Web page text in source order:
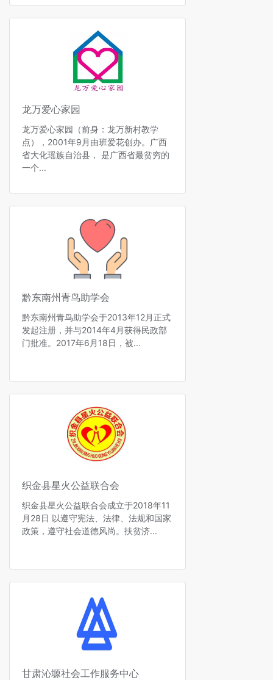
龙万爱心家园
龙万爱心家园（前身：龙万新村教学
点），2001年9月由班爱花创办。广西
省大化瑶族自治县， 是广西省最贫穷的
一个...
黔东南州青鸟助学会
黔东南州青鸟助学会于2013年12月正式
发起注册，并与2014年4月获得民政部
门批准。2017年6月18日，被...
织金县星火公益联合会
织金县星火公益联合会成立于2018年11
月28日 以遵守宪法、法律、法规和国家
政策，遵守社会道德风尚。扶贫济...
甘肃沁塬社会工作服务中心